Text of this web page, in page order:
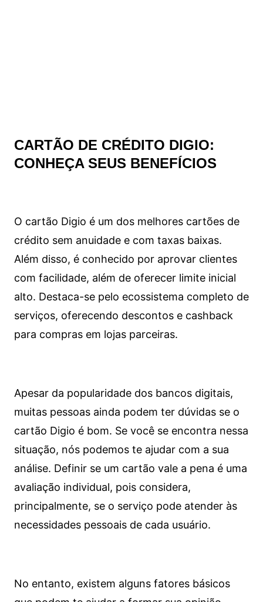
CARTÃO DE CRÉDITO DIGIO:
CONHEÇA SEUS BENEFÍCIOS
O cartão Digio é um dos melhores cartões de
crédito sem anuidade e com taxas baixas.
Além disso, é conhecido por aprovar clientes
com facilidade, além de oferecer limite inicial
alto. Destaca-se pelo ecossistema completo de
serviços, oferecendo descontos e cashback
para compras em lojas parceiras.
Apesar da popularidade dos bancos digitais,
muitas pessoas ainda podem ter dúvidas se o
cartão Digio é bom. Se você se encontra nessa
situação, nós podemos te ajudar com a sua
análise. Definir se um cartão vale a pena é uma
avaliação individual, pois considera,
principalmente, se o serviço pode atender às
necessidades pessoais de cada usuário.
No entanto, existem alguns fatores básicos